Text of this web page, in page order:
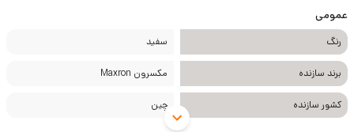
عمومی
رنگ سفید
برند سازنده مکسرون Maxron
کشور سازنده چین